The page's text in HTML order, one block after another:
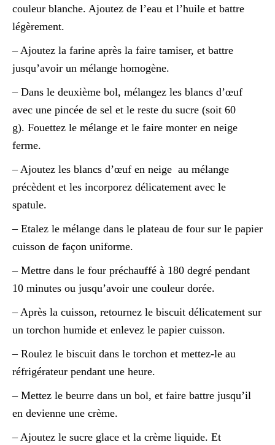
couleur blanche. Ajoutez de l’eau et l’huile et battre
légèrement.
– Ajoutez la farine après la faire tamiser, et battre
jusqu’avoir un mélange homogène.
– Dans le deuxième bol, mélangez les blancs d’œuf
avec une pincée de sel et le reste du sucre (soit 60
g). Fouettez le mélange et le faire monter en neige
ferme.
– Ajoutez les blancs d’œuf en neige au mélange
précèdent et les incorporez délicatement avec le
spatule.
– Etalez le mélange dans le plateau de four sur le papier
cuisson de façon uniforme.
– Mettre dans le four préchauffé à 180 degré pendant
10 minutes ou jusqu’avoir une couleur dorée.
– Après la cuisson, retournez le biscuit délicatement sur
un torchon humide et enlevez le papier cuisson.
– Roulez le biscuit dans le torchon et mettez-le au
réfrigérateur pendant une heure.
– Mettez le beurre dans un bol, et faire battre jusqu’il
en devienne une crème.
– Ajoutez le sucre glace et la crème liquide. Et